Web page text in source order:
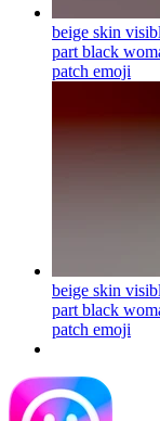
beige skin
part black
patch emoji
beige skin
part black
patch emoji